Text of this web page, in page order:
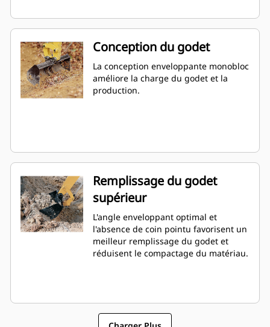
Conception du godet
La conception enveloppante monobloc
améliore la charge du godet et la
production.
Remplissage du godet
supérieur
L'angle enveloppant optimal et
l'absence de coin pointu favorisent un
meilleur remplissage du godet et
réduisent le compactage du matériau.